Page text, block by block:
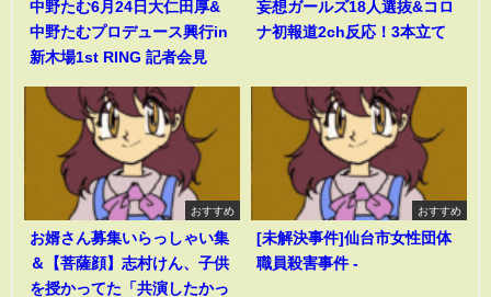
中野たむ6月24日大仁田厚&
中野たむプロデュース興行in
新木場1st RING 記者会見
妄想ガールズ18人選抜&コロ
ナ初報道2ch反応！3本立て
おすすめ
お婿さん募集いらっしゃい集
＆【菩薩顔】志村けん、子供
を授かってた「共演したかっ
おすすめ
[未解決事件]仙台市女性団体
職員殺害事件 -